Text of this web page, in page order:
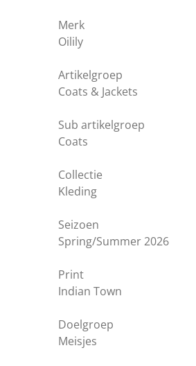
Merk
Oilily
Artikelgroep
Coats & Jackets
Sub artikelgroep
Coats
Collectie
Kleding
Seizoen
Spring/Summer 2026
Print
Indian Town
Doelgroep
Meisjes